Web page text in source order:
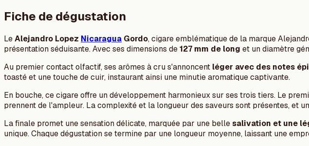
Fiche de dégustation
LeAlejandro Lopez Nicaragua Gordo, cigare emblématique de la marque
présentation séduisante. Avec ses dimensions de127 mm de long et un diamètre
Au premier contact olfactif, ses arômes à cru s'annoncent léger avec des notes
toasté et une touche de cuir, instaurant ainsi une minutie aromatique captivante.
En bouche, ce cigare offre un développement harmonieux sur ses trois tiers. Le
prennent de l'ampleur. La complexité et la longueur des saveurs sont présentes, et
La finale promet une sensation délicate, marquée par une bellesalivation et une
unique. Chaque dégustation se termine par une longueur moyenne, laissant une